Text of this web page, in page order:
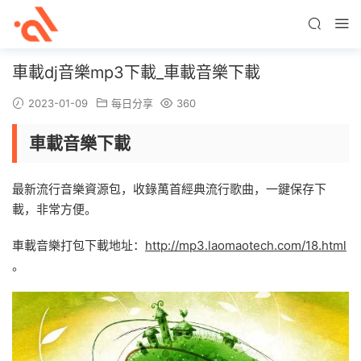
車載dj音樂mp3下載_車載音樂下載
2023-01-09 每日分享 360
車載音樂下載
最新流行音樂資源包，收錄萬首經典流行歌曲，一鍵保存下
載，非常方便。
車載音樂打包下載地址： http://mp3.laomaotech.com/18.html
。